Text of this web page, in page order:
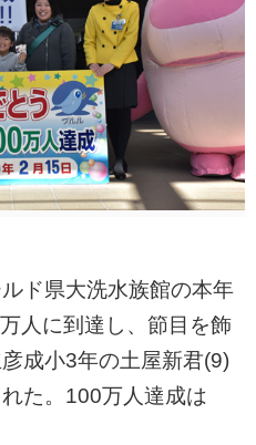
ド県大洗水族館の本年
人に到達し、節目を飾
成小3年の土屋新君(9)
た。100万人達成は